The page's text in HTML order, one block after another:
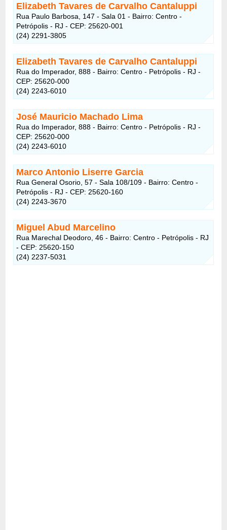
Elizabeth Tavares de Carvalho Cantaluppi
Rua Paulo Barbosa, 147 - Sala 01 - Bairro: Centro -
Petrópolis - RJ - CEP: 25620-001
(24) 2291-3805
Elizabeth Tavares de Carvalho Cantaluppi
Rua do Imperador, 888 - Bairro: Centro - Petrópolis - RJ -
CEP: 25620-000
(24) 2243-6010
José Mauricio Machado Lima
Rua do Imperador, 888 - Bairro: Centro - Petrópolis - RJ -
CEP: 25620-000
(24) 2243-6010
Marco Antonio Liserre Garcia
Rua General Osorio, 57 - Sala 108/109 - Bairro: Centro -
Petrópolis - RJ - CEP: 25620-160
(24) 2243-3670
Miguel Abud Marcelino
Rua Marechal Deodoro, 46 - Bairro: Centro - Petrópolis - RJ
- CEP: 25620-150
(24) 2237-5031